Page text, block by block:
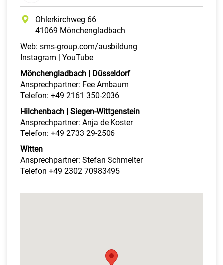
Ohlerkirchweg 66
41069 Mönchengladbach
Web: sms-group.com/ausbildung
Instagram | YouTube
Mönchengladbach | Düsseldorf
Ansprechpartner: Fee Ambaum
Telefon: +49 2161 350-2036
Hilchenbach | Siegen-Wittgenstein
Ansprechpartner: Anja de Koster
Telefon: +49 2733 29-2506
Witten
Ansprechpartner: Stefan Schmelter
Telefon +49 2302 70983495